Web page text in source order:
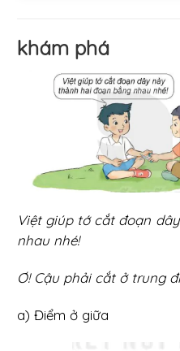
khám phá
Việt giúp tớ cắt đoạn
nhau nhé!
Ơ! Cậu phải cắt ở trung
a) Điểm ở giữa